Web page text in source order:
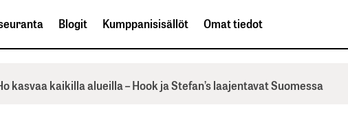
Blogit Kumppanisisällöt Omat tiedot
kasvaa kaikilla alueilla – Hook ja Stefan’s laajentavat Suomessa